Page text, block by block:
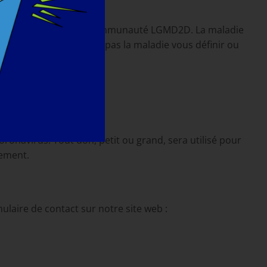
d'une formidable communauté LGMD2D. La maladie
Ne laissez pas la maladie vous définir ou
la pandémie,
Tout don, petit ou grand, sera utilisé pour
de contact sur notre site web :